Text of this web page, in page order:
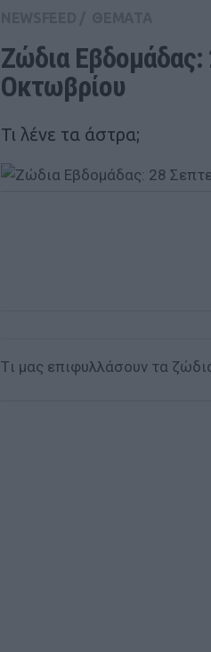
Ζώδια Εβδομάδας:
Οκτωβρίου
Τι λένε τα άστρα;
Tι μας επιφυλλάσουν τα